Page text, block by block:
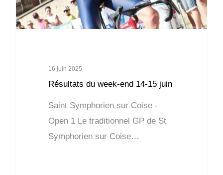
16 juin 2025
Résultats du week-end 14-15 juin
Saint Symphorien sur Coise -
Open 1 Le traditionnel GP de St
Symphorien sur Coise…